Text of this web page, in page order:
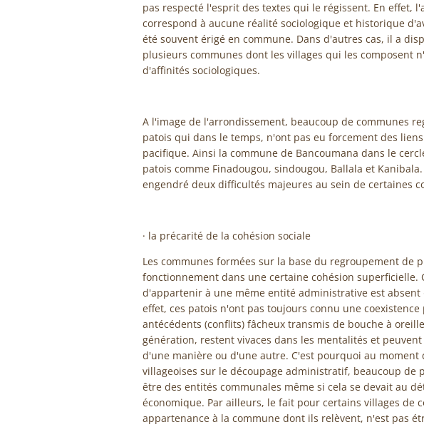
pas respecté l'esprit des textes qui le régissent. En effet,
correspond à aucune réalité sociologique et historique
été souvent érigé en commune. Dans d'autres cas, il a
plusieurs communes dont les villages qui les composent
d'affinités sociologiques.
A l'image de l'arrondissement, beaucoup de communes
patois qui dans le temps, n'ont pas eu forcement des
pacifique. Ainsi la commune de Bancoumana dans le
patois comme Finadougou, sindougou, Ballala et
engendré deux difficultés majeures au sein de certaines
· la précarité de la cohésion sociale
Les communes formées sur la base du regroupement de
fonctionnement dans une certaine cohésion superficielle.
d'appartenir à une même entité administrative est absent
effet, ces patois n'ont pas toujours connu une coexistence
antécédents (conflits) fâcheux transmis de bouche à
génération, restent vivaces dans les mentalités et
d'une manière ou d'une autre. C'est pourquoi au moment
villageoises sur le découpage administratif, beaucoup de
être des entités communales même si cela se devait au
économique. Par ailleurs, le fait pour certains villages de
appartenance à la commune dont ils relèvent, n'est pas